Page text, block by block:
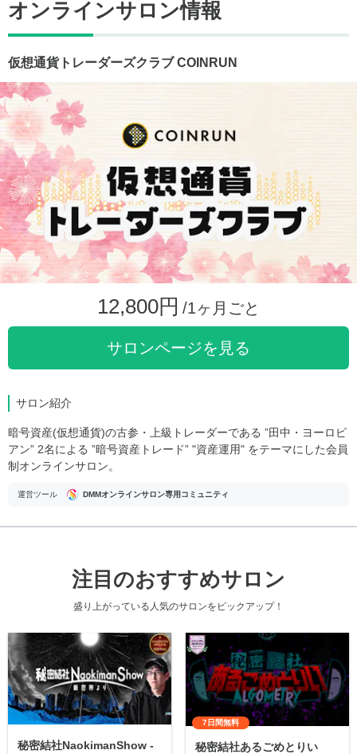
オンラインサロン情報
仮想通貨トレーダーズクラブ COINRUN
12,800円 /1ヶ月ごと
サロンページを見る
サロン紹介
暗号資産(仮想通貨)の古参・上級トレーダーである ”田中・ヨーロピ
アン” 2名による ”暗号資産トレード” "資産運用" をテーマにした会員
制オンラインサロン。
運営ツール DMMオンラインサロン専用コミュニティ
注目のおすすめサロン
盛り上がっている人気のサロンをピックアップ！
秘密結社NaokimanShow -
7日間無料
秘密結社あるごめとりい